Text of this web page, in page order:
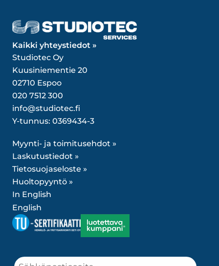
Kaikki yhteystiedot »
Studiotec Oy
Kuusiniementie 20
02710 Espoo
020 7512 300
info@studiotec.fi
Y-tunnus: 0369434-3
Myynti- ja toimitusehdot »
Laskutustiedot »
Tietosuojaseloste »
Huoltopyyntö »
In English
English